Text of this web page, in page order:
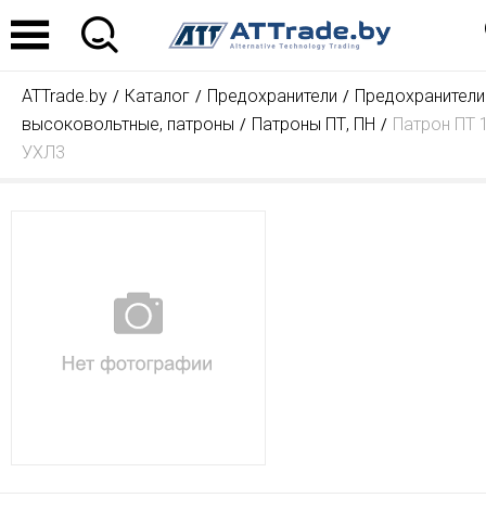
ATTrade.by Каталог Предохранители
Предохранители
высоковольтные, патроны
Патроны ПТ, ПН
Патрон ПТ
УХЛ3